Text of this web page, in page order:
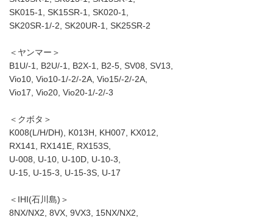
SK015-1, SK15SR-1, SK020-1,
SK20SR-1/-2, SK20UR-1, SK25SR-2
＜ヤンマー＞
B1U/-1, B2U/-1, B2X-1, B2-5, SV08, SV13,
Vio10, Vio10-1/-2/-2A, Vio15/-2/-2A,
Vio17, Vio20, Vio20-1/-2/-3
＜クボタ＞
K008(L/H/DH), K013H, KH007, KX012,
RX141, RX141E, RX153S,
U-008, U-10, U-10D, U-10-3,
U-15, U-15-3, U-15-3S, U-17
＜IHI(石川島)＞
8NX/NX2, 8VX, 9VX3, 15NX/NX2,